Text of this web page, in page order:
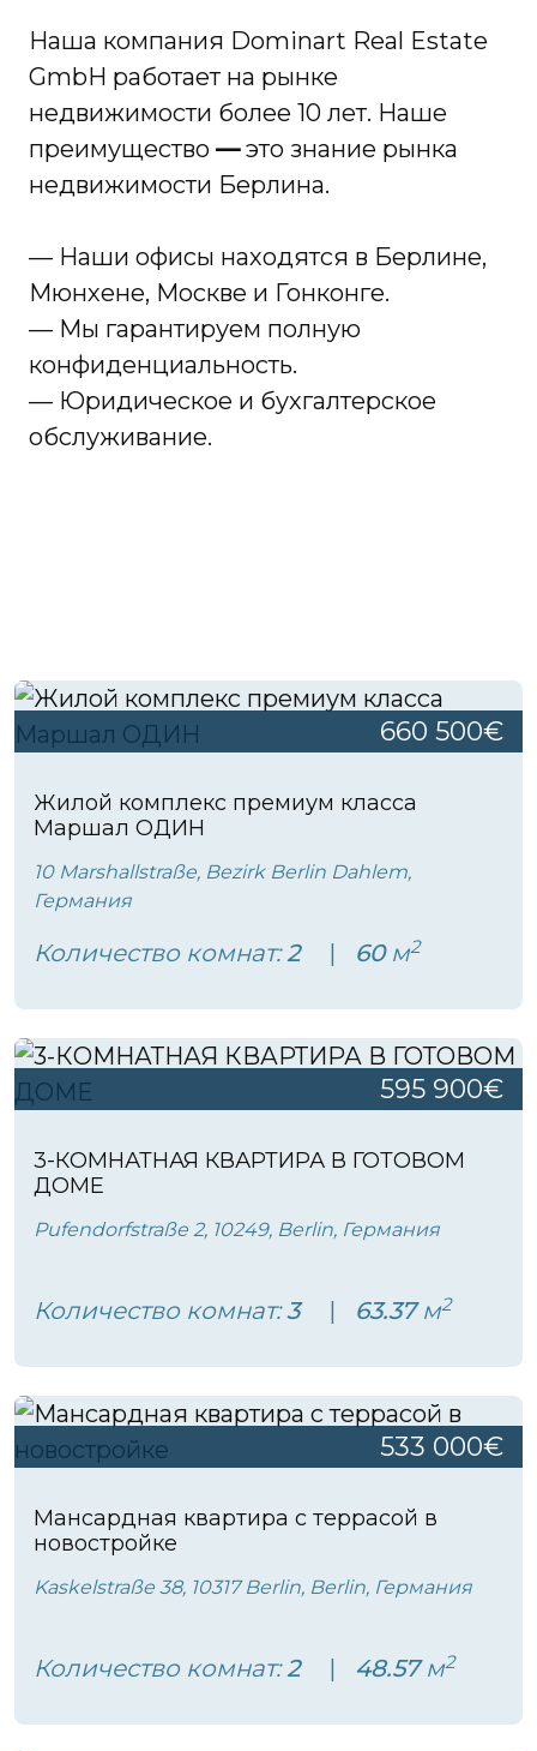
Наша компания Dominart Real Estate
GmbH работает на рынке
недвижимости более 10 лет. Наше
преимущество —это знание рынка
недвижимости Берлина.
— Наши офисы находятся в Берлине,
Мюнхене, Москве и Гонконге.
— Мы гарантируем полную
конфиденциальность.
— Юридическое и бухгалтерское
обслуживание.
660 500€
Жилой комплекс премиум класса
Маршал ОДИН
10 Marshallstraße, Bezirk Berlin Dahlem,
Германия
Количество комнат:2 60м2
595 900€
3-КОМНАТНАЯ КВАРТИРА В ГОТОВОМ
ДОМЕ
Pufendorfstraße 2, 10249, Berlin, Германия
Количество комнат:3 63.37м2
533 000€
Мансардная квартира с террасой в
новостройке
Kaskelstraße 38, 10317 Berlin, Berlin, Германия
Количество комнат:2 48.57м2